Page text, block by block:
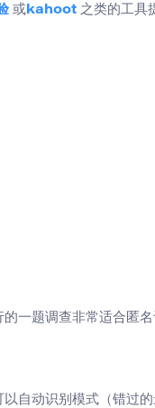
或kahoot 之类的工具
一题调查非常适合匿
自动识别模式（错过